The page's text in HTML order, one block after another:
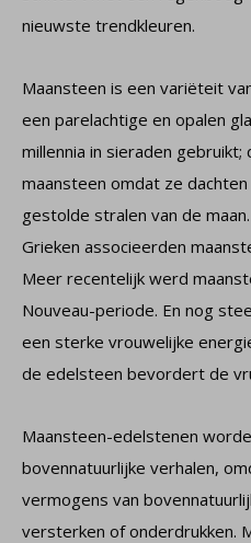
nieuwste trendkleuren.
Maansteen is een variëteit
een parelachtige en opalen
millennia in sieraden
maansteen omdat ze
gestolde stralen van de
Grieken associeerden
Meer recentelijk werd
Nouveau-periode. En nog
een sterke vrouwelijke
de edelsteen bevordert de
Maansteen-edelstenen
bovennatuurlijke verhalen,
vermogens van
versterken of onderdrukken.